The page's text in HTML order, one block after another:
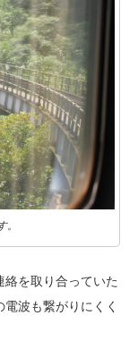
を取り合っていた
波も繋がりにくく